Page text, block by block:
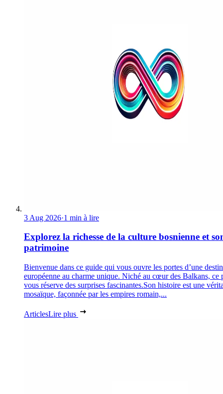
3 Aug 2026·1 min à lire
Explorez la richesse de la culture bosnienne et
patrimoine
Bienvenue dans ce guide qui vous ouvre les portes d’une
européenne au charme unique. Niché au cœur des Balkans, ce
vous réserve des surprises fascinantes.Son histoire est une
mosaïque, façonnée par les empires romain,...
ArticlesLire plus